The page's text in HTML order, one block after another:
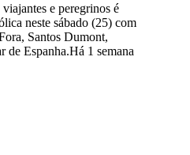
e peregrinos é
neste sábado (25) com
Santos Dumont,
de Espanha.Há 1 semana